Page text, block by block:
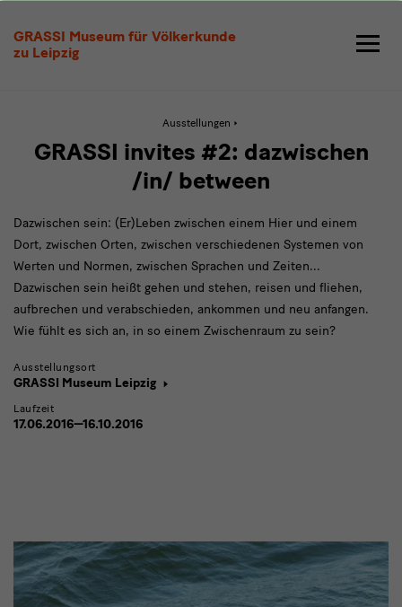
GRASSI Museum für Völkerkunde
zu Leipzig
invites
Ausstellungen
invites
GRASSI invites #2: dazwischen
/in/ between
Dazwischen sein: (Er)Leben zwischen einem Hier und einem
Dort, zwischen Orten, zwischen verschiedenen Systemen von
Werten und Normen, zwischen Sprachen und Zeiten...
Dazwischen sein heißt gehen und stehen, reisen und fliehen,
aufbrechen und verabschieden, ankommen und neu anfangen.
Wie fühlt es sich an, in so einem Zwischenraum zu sein?
Ausstellungsort
GRASSI Museum Leipzig
Laufzeit
17.06.2016—16.10.2016